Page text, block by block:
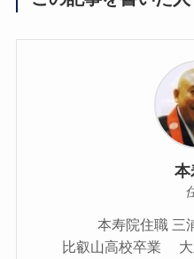
本
本寿院住職 三
比叡山高校卒業